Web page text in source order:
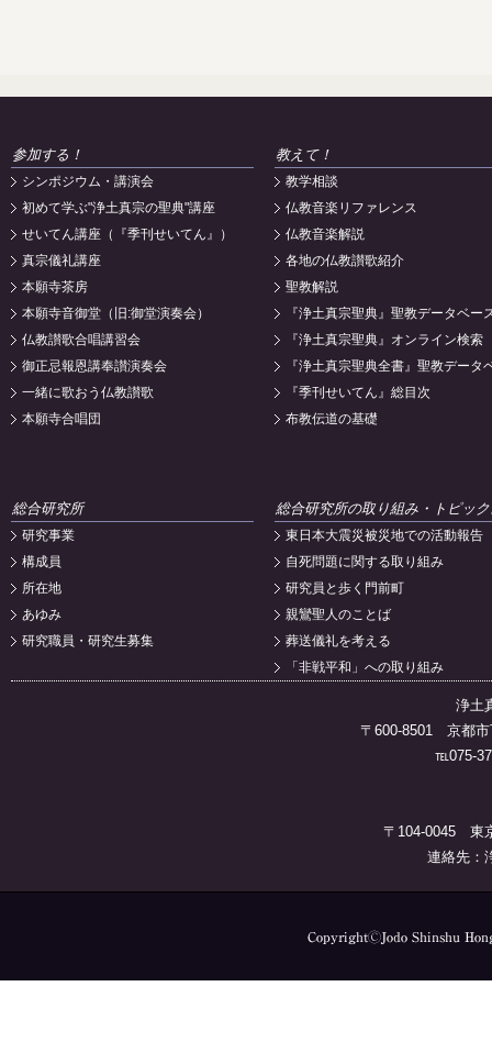
参加する！
シンポジウム・講演会
初めて学ぶ"浄土真宗の聖典"講座
せいてん講座（『季刊せいてん』）
真宗儀礼講座
本願寺茶房
本願寺音御堂（旧:御堂演奏会）
仏教讃歌合唱講習会
御正忌報恩講奉讃演奏会
一緒に歌おう仏教讃歌
本願寺合唱団
教えて！
教学相談
仏教音楽リファレンス
仏教音楽解説
各地の仏教讃歌紹介
聖教解説
『浄土真宗聖典』聖教データベー
『浄土真宗聖典』オンライン検索
『浄土真宗聖典全書』聖教データ
『季刊せいてん』総目次
布教伝道の基礎
総合研究所
研究事業
構成員
所在地
あゆみ
研究職員・研究生募集
総合研究所の取り組み・トピッ
東日本大震災被災地での活動報告
自死問題に関する取り組み
研究員と歩く門前町
親鸞聖人のことば
葬送儀礼を考える
「非戦平和」への取り組み
浄土
〒600-8501 京都市
℡075-
〒104-0045 東
連絡先：